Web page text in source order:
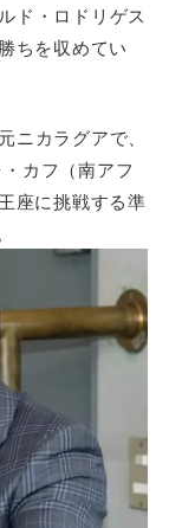
ド・ロドリゲス
ちを収めてい
ニカラグアで、
カフ（南アフ
座に挑戦する準